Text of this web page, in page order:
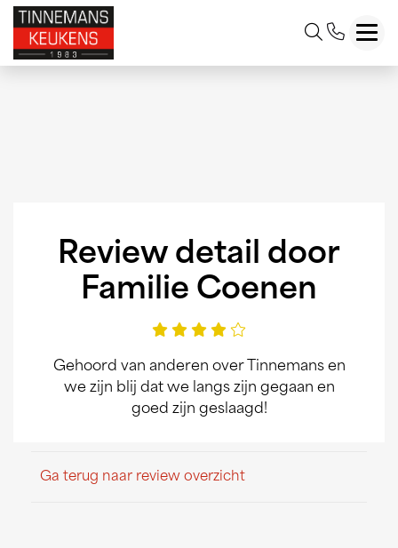
Review detail door
Familie Coenen
Gehoord van anderen over Tinnemans en
we zijn blij dat we langs zijn gegaan en
goed zijn geslaagd!
Ga terug naar review overzicht